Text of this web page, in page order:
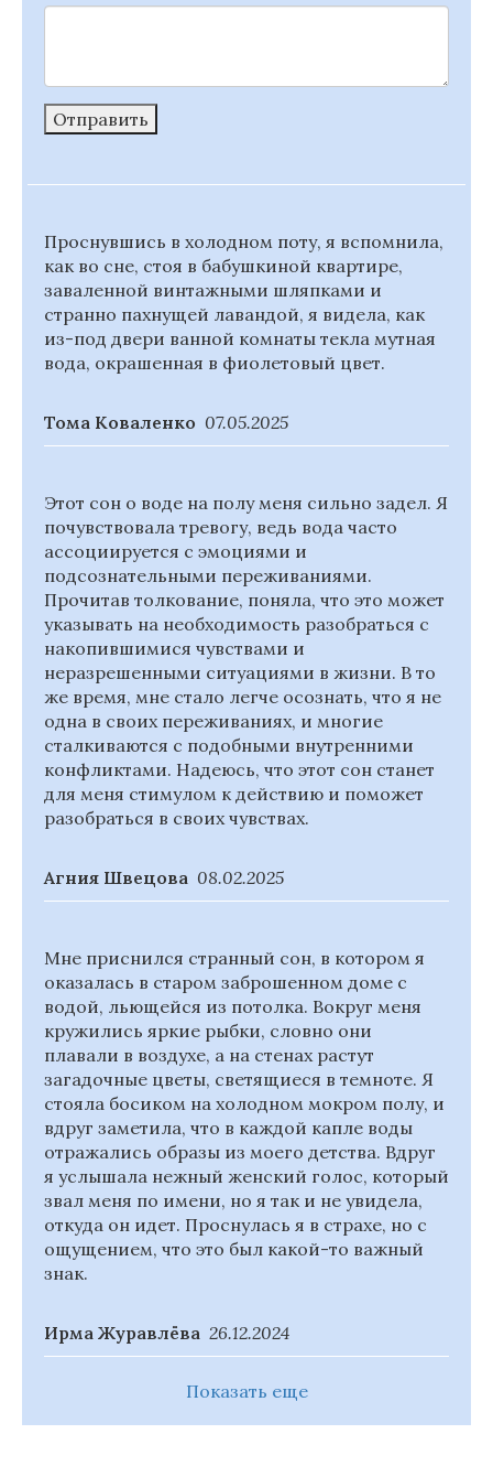
Отправить
Проснувшись в холодном поту, я вспомнила,
как во сне, стоя в бабушкиной квартире,
заваленной винтажными шляпками и
странно пахнущей лавандой, я видела, как
из-под двери ванной комнаты текла мутная
вода, окрашенная в фиолетовый цвет.
Тома Коваленко 07.05.2025
Этот сон о воде на полу меня сильно задел. Я
почувствовала тревогу, ведь вода часто
ассоциируется с эмоциями и
подсознательными переживаниями.
Прочитав толкование, поняла, что это может
указывать на необходимость разобраться с
накопившимися чувствами и
неразрешенными ситуациями в жизни. В то
же время, мне стало легче осознать, что я не
одна в своих переживаниях, и многие
сталкиваются с подобными внутренними
конфликтами. Надеюсь, что этот сон станет
для меня стимулом к действию и поможет
разобраться в своих чувствах.
Агния Швецова 08.02.2025
Мне приснился странный сон, в котором я
оказалась в старом заброшенном доме с
водой, льющейся из потолка. Вокруг меня
кружились яркие рыбки, словно они
плавали в воздухе, а на стенах растут
загадочные цветы, светящиеся в темноте. Я
стояла босиком на холодном мокром полу, и
вдруг заметила, что в каждой капле воды
отражались образы из моего детства. Вдруг
я услышала нежный женский голос, который
звал меня по имени, но я так и не увидела,
откуда он идет. Проснулась я в страхе, но с
ощущением, что это был какой-то важный
знак.
Ирма Журавлёва 26.12.2024
Показать еще